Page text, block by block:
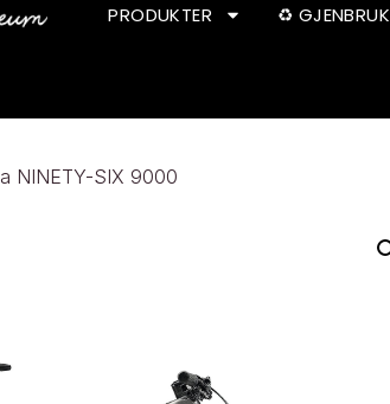
PRODUKTER ♻️ GJENBRUK
NINETY-SIX 9000